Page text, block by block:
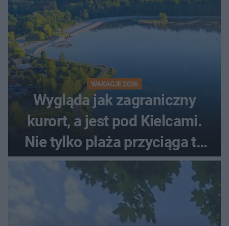
WAKACJE 2026
Wygląda jak zagraniczny
kurort, a jest pod Kielcami.
Nie tylko plaża przyciąga tu
ludzi